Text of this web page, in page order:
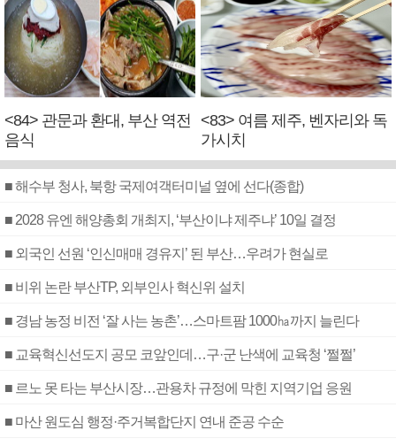
<84> 관문과 환대, 부산 역전
음식
<83> 여름 제주, 벤자리와 독
가시치
■ 해수부 청사, 북항 국제여객터미널 옆에 선다(종합)
■ 2028 유엔 해양총회 개최지, ‘부산이냐 제주냐’ 10일 결정
■ 외국인 선원 ‘인신매매 경유지’ 된 부산…우려가 현실로
■ 비위 논란 부산TP, 외부인사 혁신위 설치
■ 경남 농정 비전 ‘잘 사는 농촌’…스마트팜 1000㏊까지 늘린다
■ 교육혁신선도지 공모 코앞인데…구·군 난색에 교육청 ‘쩔쩔’
■ 르노 못 타는 부산시장…관용차 규정에 막힌 지역기업 응원
■ 마산 원도심 행정·주거복합단지 연내 준공 수순